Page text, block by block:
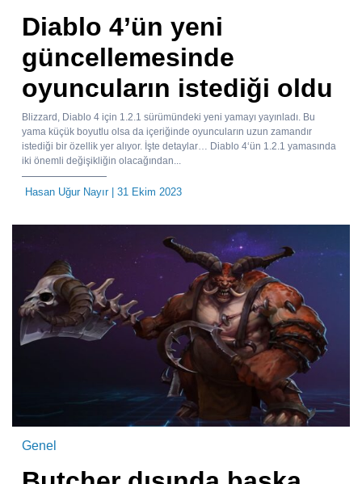
Diablo 4’ün yeni
güncellemesinde
oyuncuların istediği oldu
Blizzard, Diablo 4 için 1.2.1 sürümündeki yeni yamayı yayınladı. Bu
yama küçük boyutlu olsa da içeriğinde oyuncuların uzun zamandır
istediği bir özellik yer alıyor. İşte detaylar… Diablo 4‘ün 1.2.1 yamasında
iki önemli değişikliğin olacağından...
Hasan Uğur Nayır| 31 Ekim 2023
Genel